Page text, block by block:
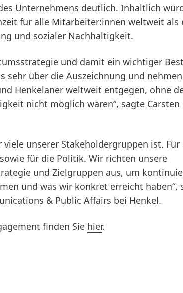
Unternehmens deutlich. Inhaltlich
für alle Mitarbeiter:innen weltweit als
und sozialer Nachhaltigkeit.
und damit ein wichtiger
über die Auszeichnung und
Henkelaner weltweit entgegen, ohne
nicht möglich wären“, sagte Carsten
unserer Stakeholdergruppen ist. Für
für die Politik. Wir richten unsere
und Zielgruppen aus, um
und was wir konkret erreicht haben“,
& Public Affairs bei Henkel.
finden Sie hier.